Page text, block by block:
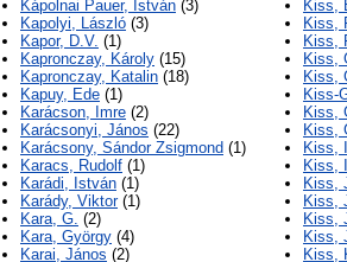
Kápolnai Pauer, István (3)
Kapolyi, László (3)
Kapor, D.V. (1)
Kapronczay, Károly (15)
Kapronczay, Katalin (18)
Kapuy, Ede (1)
Karácson, Imre (2)
Karácsonyi, János (22)
Karácsony, Sándor Zsigmond (1)
Karacs, Rudolf (1)
Karádi, István (1)
Karády, Viktor(1)
Kara, G. (2)
Kara, György (4)
Karai, János (2)
Kiss,
Kiss,
Kiss,
Kiss,
Kiss,
Kiss-
Kiss,
Kiss,
Kiss,
Kiss,
Kiss,
Kiss,
Kiss,
Kiss,
Kiss,